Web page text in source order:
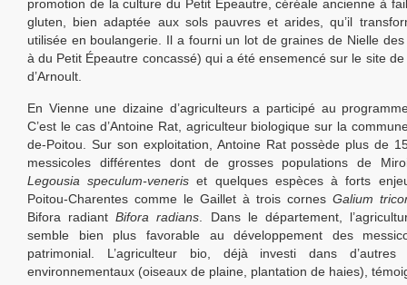
promotion de la culture du Petit Épeautre, céréale ancienne à
gluten, bien adaptée aux sols pauvres et arides, qu’il
utilisée en boulangerie. Il a fourni un lot de graines de Nielle
à du Petit Épeautre concassé) qui a été ensemencé sur le site de
d’Arnoult.
En Vienne une dizaine d’agriculteurs a participé au
C’est le cas d’Antoine Rat, agriculteur biologique sur la
de-Poitou. Sur son exploitation, Antoine Rat possède plus de
messicoles différentes dont de grosses populations de
Legousia speculum-veneris et quelques espèces à forts
Poitou-Charentes comme le Gaillet à trois cornes Galium
Bifora radiantBifora radians . Dans le département,
semble bien plus favorable au développement des
patrimonial. L’agriculteur bio, déjà investi dans d’autres
environnementaux (oiseaux de plaine, plantation de haies),